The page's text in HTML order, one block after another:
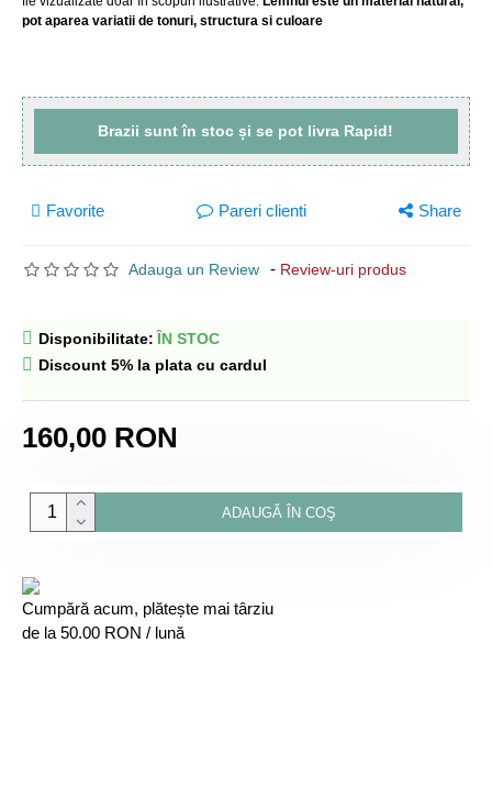
pot aparea variatii de tonuri, structura si culoare
Brazii suntîn stoc și se pot livra Rapid!
Adauga un Review - Review-uri produs
Favorite Pareri clienti Share
160,00 RON
Disponibilitate: ÎN STOC
Discount 5% la plata cu cardul
ADAUGĂ ÎN COŞ
Cumpără acum, plătește mai târziu
de la 50.00 RON / lună